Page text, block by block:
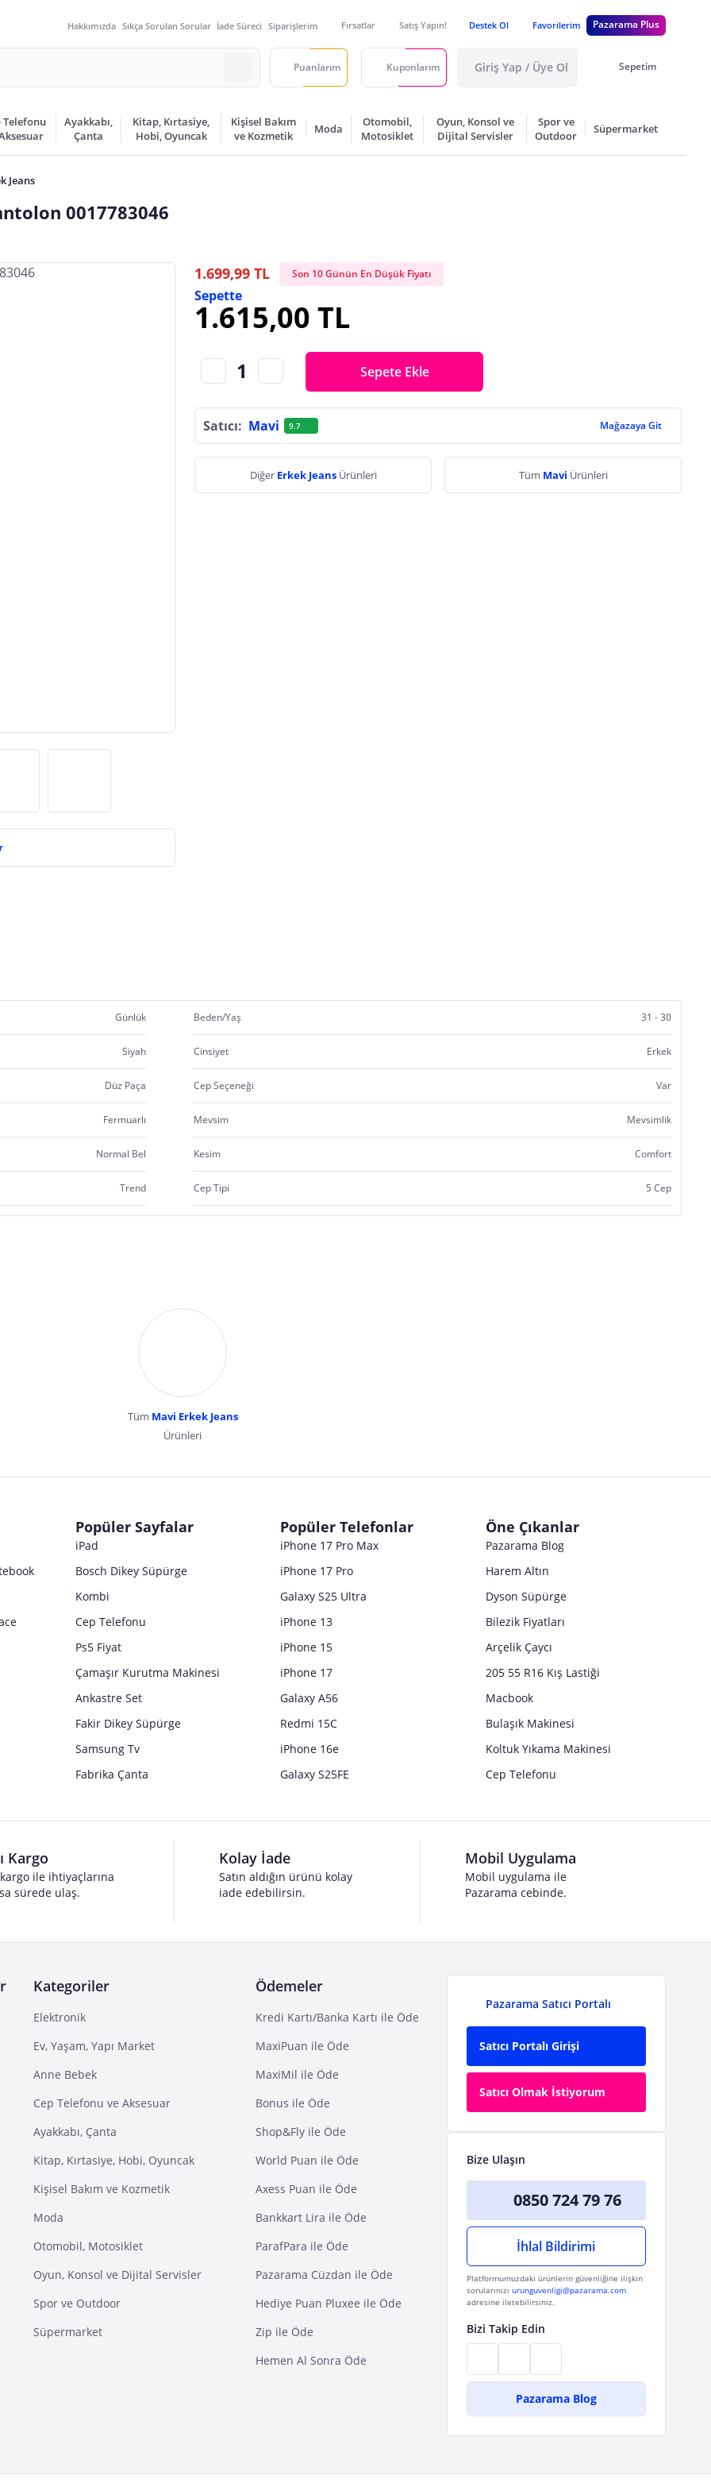
Hakkımızda Sıkça Sorulan Sorular İade Süreci Siparişlerim Fırsatlar Satış Yapın! Destek Ol Favorilerim Pazarama Plus
Puanlarım Kuponlarım Giriş Yap / Üye Ol Sepetim
Telefonu
Ayakkabı,
Çanta
Kitap, Kırtasiye,
Hobi, Oyuncak
Kişisel Bakım
ve Kozmetik
Moda
Otomobil,
Motosiklet
Oyun, Konsol ve
Dijital Servisler
Spor ve
Outdoor
Süpermarket
Jeans
0017783046
1.699,99 TL Son 10 Günün En Düşük Fiyatı
Sepette
1.615,00 TL
Sepete Ekle
Satıcı: Mavi 9.7 Mağazaya Git
Diğer Erkek Jeans Ürünleri Tüm Mavi Ürünleri
Günlük Beden/Yaş 31 - 30
Siyah Cinsiyet Erkek
Düz Paça Cep Seçeneği Var
Fermuarlı Mevsim Mevsimlik
Normal Bel Kesim Comfort
Trend Cep Tipi 5 Cep
Satıcı bilgi girişi yapmamıştır.
Satıcı bilgi girişi yapmamıştır.
Satıcı bilgi girişi yapmamıştır.
Satıcı bilgi girişi yapmamıştır.
Tüm Mavi Erkek Jeans
Ürünleri
Popüler Sayfalar
iPad
Bosch Dikey Süpürge
Kombi
Cep Telefonu
Ps5 Fiyat
Çamaşır Kurutma Makinesi
Ankastre Set
Fakir Dikey Süpürge
Samsung Tv
Fabrika Çanta
Popüler Telefonlar
iPhone 17 Pro Max
iPhone 17 Pro
Galaxy S25 Ultra
iPhone 13
iPhone 15
iPhone 17
Galaxy A56
Redmi 15C
iPhone 16e
Galaxy S25FE
Öne Çıkanlar
Pazarama Blog
Harem Altın
Dyson Süpürge
Bilezik Fiyatları
Arçelik Çaycı
205 55 R16 Kış Lastiği
Macbook
Bulaşık Makinesi
Koltuk Yıkama Makinesi
Cep Telefonu
Kargo
kargo ile ihtiyaçlarına
sürede ulaş.
Kolay İade
Satın aldığın ürünü kolay
iade edebilirsin.
Mobil Uygulama
Mobil uygulama ile
Pazarama cebinde.
Kategoriler
Elektronik
Ev, Yaşam, Yapı Market
Anne Bebek
Cep Telefonu ve Aksesuar
Ayakkabı, Çanta
Kitap, Kırtasiye, Hobi, Oyuncak
Kişisel Bakım ve Kozmetik
Moda
Otomobil, Motosiklet
Oyun, Konsol ve Dijital Servisler
Spor ve Outdoor
Süpermarket
Ödemeler
Kredi Kartı/Banka Kartı ile Öde
MaxiPuan ile Öde
MaxiMil ile Öde
Bonus ile Öde
Shop&Fly ile Öde
World Puan ile Öde
Axess Puan ile Öde
Bankkart Lira ile Öde
ParafPara ile Öde
Pazarama Cüzdan ile Öde
Hediye Puan Pluxee ile Öde
Zip ile Öde
Hemen Al Sonra Öde
Pazarama Satıcı Portalı
Satıcı Portalı Girişi
Satıcı Olmak İstiyorum
Bize Ulaşın
0850 724 79 76
İhlal Bildirimi
Platformumuzdaki ürünlerin güvenliğine ilişkin
sorularınızı urunguvenligi@pazarama.com
adresine iletebilirsiniz.
Bizi Takip Edin
Pazarama Blog